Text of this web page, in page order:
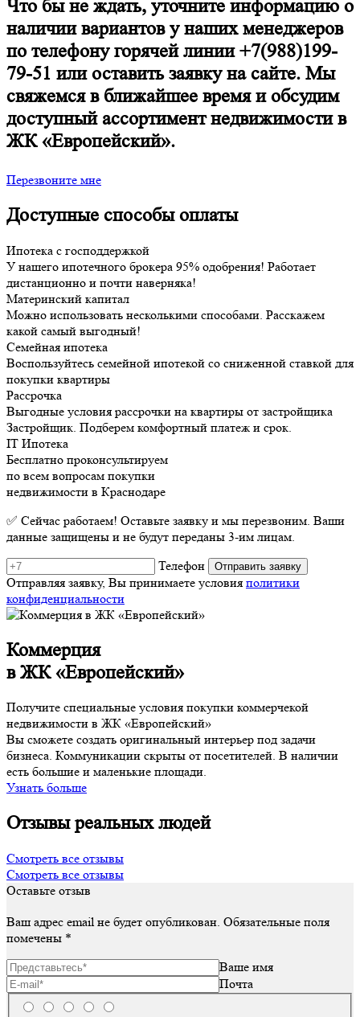
Что бы не ждать, уточните информацию о
наличии вариантов у наших менеджеров
по телефону горячей линии +7(988)199-
79-51 или оставить заявку на сайте. Мы
свяжемся в ближайшее время и обсудим
доступный ассортимент недвижимости в
ЖК «Европейский».
Перезвоните мне
Доступные способы оплаты
Ипотека с господдержкой
У нашего ипотечного брокера 95% одобрения! Работает
дистанционно и почти наверняка!
Материнский капитал
Можно использовать несколькими способами. Расскажем
какой самый выгодный!
Семейная ипотека
Воспользуйтесь семейной ипотекой со сниженной ставкой для
покупки квартиры
Рассрочка
Выгодные условия рассрочки на квартиры от застройщика
Застройщик. Подберем комфортный платеж и срок.
IT Ипотека
Бесплатно проконсультируем
по всем вопросам покупки
недвижимости в Краснодаре
✅ Сейчас работаем! Оставьте заявку и мы перезвоним. Ваши
данные защищены и не будут переданы 3-им лицам.
Телефон
Отправляя заявку, Вы принимаете условия политики
конфиденциальности
Коммерция
в ЖК «Европейский»
Получите специальные условия покупки коммерчекой
недвижимости в ЖК «Европейский»
Вы сможете создать оригинальный интерьер под задачи
бизнеса. Коммуникации скрыты от посетителей. В наличии
есть большие и маленькие площади.
Узнать больше
Отзывы реальных людей
Смотреть все отзывы
Смотреть все отзывы
Оставьте отзыв
Ваш адрес email не будет опубликован. Обязательные поля
помечены *
Ваше имя
Почта